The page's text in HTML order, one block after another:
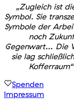
„Zugleich ist
Symbol. Sie
Symbole der
noch
Gegenwart… Die
sie lag
Spenden
Impressum